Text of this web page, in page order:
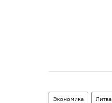
Экономика Литва